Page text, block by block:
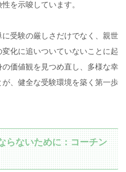
を示唆しています。
受験の厳しさだけでなく、親世
化に追いついていないことに起
価値観を見つめ直し、多様な幸
、健全な受験環境を築く第一歩
らないために：コーチン